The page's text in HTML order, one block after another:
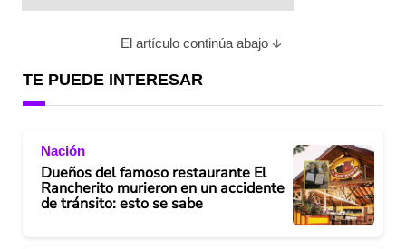
El artículo continúa abajo
TE PUEDE INTERESAR
Nación
Dueños del famoso restaurante El
Rancherito murieron en un accidente
de tránsito: esto se sabe